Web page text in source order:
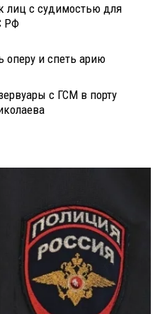
лиц с судимостью для
РФ
оперу и спеть арию
с ГСМ в порту